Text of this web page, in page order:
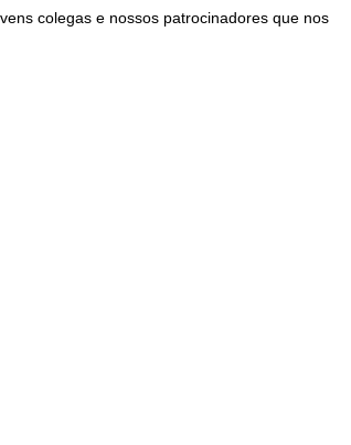
colegas e nossos patrocinadores que nos